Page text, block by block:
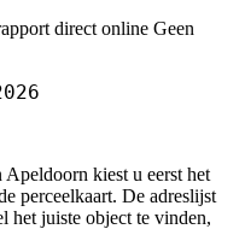
direct online Geen
kiest u eerst het
perceelkaart. De adreslijst
het juiste object te vinden,